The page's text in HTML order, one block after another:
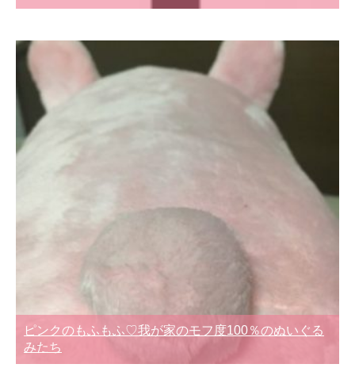
ピンクのもふもふ♡我が家のモフ度100％のぬいぐる
みたち